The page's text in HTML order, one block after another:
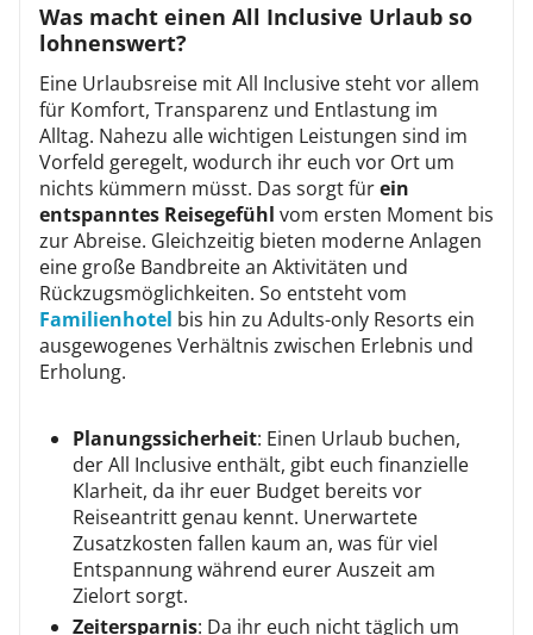
Was macht einen All Inclusive Urlaub so
lohnenswert?
Eine Urlaubsreise mit All Inclusive steht vor allem
für Komfort, Transparenz und Entlastung im
Alltag. Nahezu alle wichtigen Leistungen sind im
Vorfeld geregelt, wodurch ihr euch vor Ort um
nichts kümmern müsst. Das sorgt fürein
entspanntes Reisegefühl vom ersten Moment bis
zur Abreise. Gleichzeitig bieten moderne Anlagen
eine große Bandbreite an Aktivitäten und
Rückzugsmöglichkeiten. So entsteht vom
Familienhotel bis hin zu Adults-only Resorts ein
ausgewogenes Verhältnis zwischen Erlebnis und
Erholung.
Planungssicherheit: Einen Urlaub buchen,
der All Inclusive enthält, gibt euch finanzielle
Klarheit, da ihr euer Budget bereits vor
Reiseantritt genau kennt. Unerwartete
Zusatzkosten fallen kaum an, was für viel
Entspannung während eurer Auszeit am
Zielort sorgt.
Zeitersparnis: Da ihr euch nicht täglich um